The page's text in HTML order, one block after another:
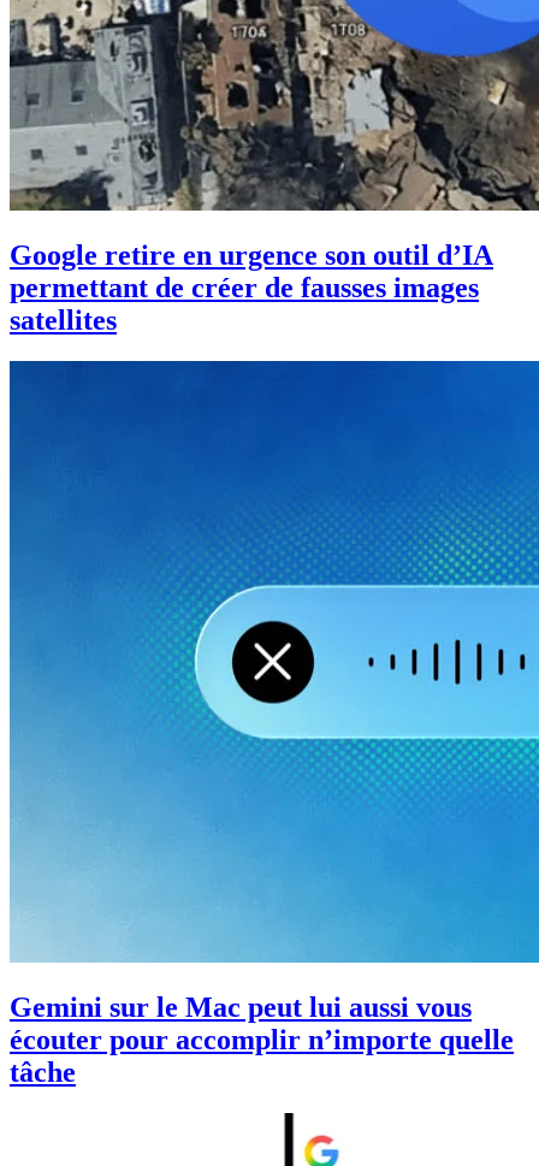
Google retire en urgence son outil d’IA
permettant de créer de fausses images
satellites
Gemini sur le Mac peut lui aussi vous
écouter pour accomplir n’importe quelle
tâche